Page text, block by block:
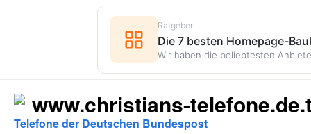
www.christians-
Telefone der Deutschen Bundespost
Ratgeber
Die 7 besten Homepage-
Wir haben die beliebtesten